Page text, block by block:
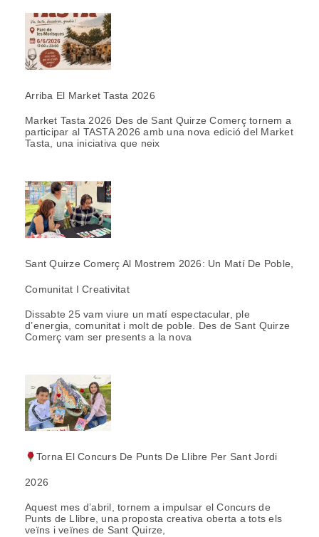
Arriba El Market Tasta 2026
Market Tasta 2026 Des de Sant Quirze Comerç tornem a
participar al TASTA 2026 amb una nova edició del Market
Tasta, una iniciativa que neix
Sant Quirze Comerç Al Mostrem 2026: Un Matí De Poble,
Comunitat I Creativitat
Dissabte 25 vam viure un matí espectacular, ple
d’energia, comunitat i molt de poble. Des de Sant Quirze
Comerç vam ser presents a la nova
Torna El Concurs De Punts De Llibre Per Sant Jordi
2026
Aquest mes d’abril, tornem a impulsar el Concurs de
Punts de Llibre, una proposta creativa oberta a tots els
veïns i veïnes de Sant Quirze,